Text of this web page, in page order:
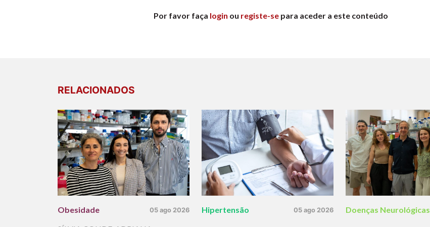
Por favor faça login ou registe-se para aceder a este conteúdo
RELACIONADOS
Obesidade 05 ago 2026 Hipertensão 05 ago 2026 Doenças Neurológicas